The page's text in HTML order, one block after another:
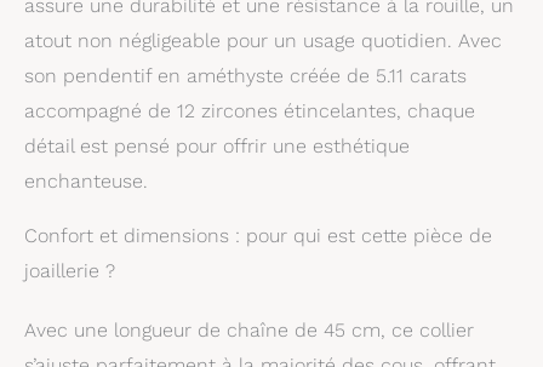
Sterling. En raison de
leur brillance et
argent sont un
accessoires de mode
incontournable
BIJOUX EN ARGENT
sont durables
qui cherchent des
assure une durabilité et une résistance à la rouille, un
atout non négligeable pour un usage quotidien. Avec
son pendentif en améthyste créée de 5.11 carats
accompagné de 12 zircones étincelantes, chaque
détail est pensé pour offrir une esthétique
enchanteuse.
Confort et dimensions : pour qui est cette pièce de
joaillerie ?
Avec une longueur de chaîne de 45 cm, ce collier